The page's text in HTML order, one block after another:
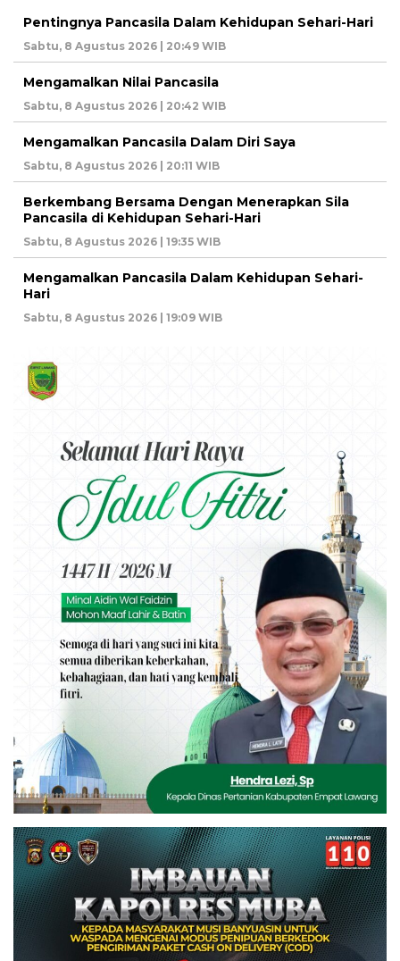
Pentingnya Pancasila Dalam Kehidupan Sehari-Hari
Sabtu, 8 Agustus 2026 | 20:49 WIB
Mengamalkan Nilai Pancasila
Sabtu, 8 Agustus 2026 | 20:42 WIB
Mengamalkan Pancasila Dalam Diri Saya
Sabtu, 8 Agustus 2026 | 20:11 WIB
Berkembang Bersama Dengan Menerapkan Sila
Pancasila di Kehidupan Sehari-Hari
Sabtu, 8 Agustus 2026 | 19:35 WIB
Mengamalkan Pancasila Dalam Kehidupan Sehari-
Hari
Sabtu, 8 Agustus 2026 | 19:09 WIB